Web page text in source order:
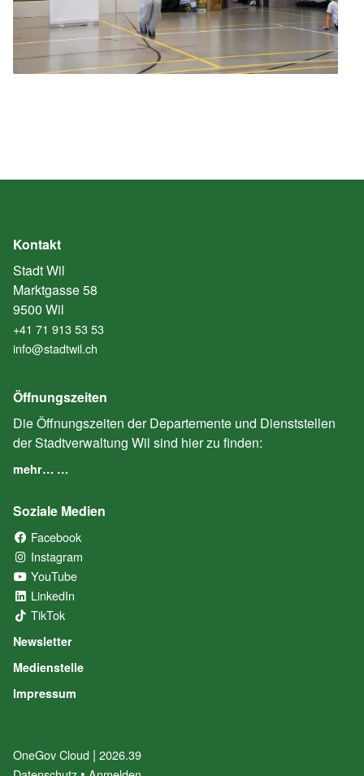
Kontakt
Stadt Wil
Marktgasse 58
9500 Wil
+41 71 913 53 53
info@stadtwil.ch
Öffnungszeiten
Die Öffnungszeiten der Departemente und Dienststellen
der Stadtverwaltung Wil sind hier zu finden:
mehr… …
Soziale Medien
Facebook
Instagram
YouTube
LinkedIn
TikTok
Newsletter
Medienstelle
Impressum
OneGov Cloud (External Link)
| 2026.39